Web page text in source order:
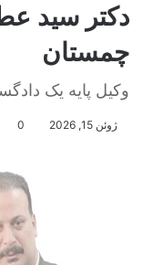
دکتر سید
چمستان
وکیل پایه یک
ژوئن 15, 2026 0